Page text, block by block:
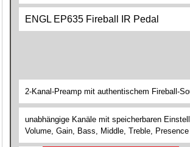
ENGL EP635 Fireball IR Pedal
2-Kanal-Preamp mit authentischem Fireball-
unabhängige Kanäle mit speicherbaren
Volume, Gain, Bass, Middle, Treble,